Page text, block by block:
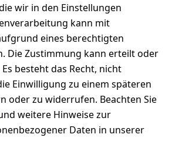
Bewertung
0
auf 0 Bewertung(en)
abgeben
( 0 )
( 0 )
( 0 )
( 0 )
wir in den Einstellungen
kann mit
eines berechtigten
Die Zustimmung kann erteilt oder
besteht das Recht, nicht
Einwilligung zu einem späteren
oder zu widerrufen. Beachten Sie
weitere Hinweise zur
Daten in unserer